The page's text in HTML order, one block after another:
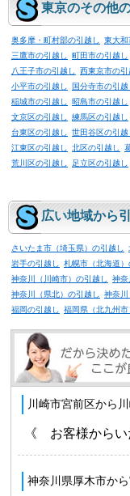
東京のその他
奥多摩・町村部の引越し 東大和
三鷹市の引越し
町田市の引越し
八王子市の引越し
西東京市の引
小平市の引越し
国分寺市の引越
稲城市の引越し
昭島市の引越し
文京区の引越し
練馬区の引越し
台東区の引越し
世田谷区の引越
江東区の引越し
北区の引越し
荒川区の引越し
足立区の引越し
広い地域から
さいたま市（埼玉県）の引越し
岩手の引越し
札幌市（北海道）
神奈川（川崎市）の引越し
神奈
神奈川（県北）の引越し
神奈川
福岡の引越し
福岡県（北九州市